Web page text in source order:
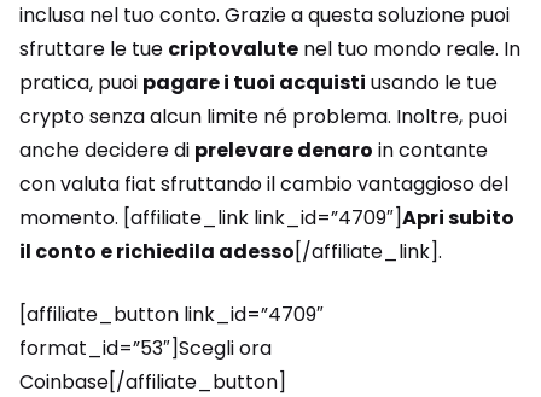
inclusa nel tuo conto. Grazie a questa soluzione puoi
sfruttare le tue criptovalute nel tuo mondo reale. In
pratica, puoi pagare i tuoi acquisti usando le tue
crypto senza alcun limite né problema. Inoltre, puoi
anche decidere di prelevare denaro in contante
con valuta fiat sfruttando il cambio vantaggioso del
momento. [affiliate_link link_id=”4709″]Apri subito
il conto e richiedila adesso[/affiliate_link].
[affiliate_button link_id=”4709″
format_id=”53″]Scegli ora
Coinbase[/affiliate_button]